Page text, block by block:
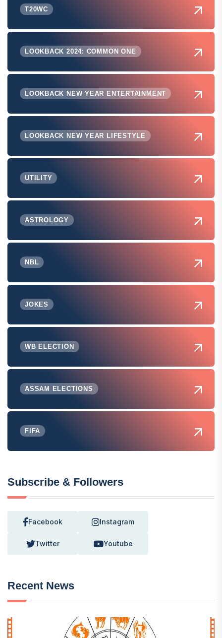
T20WC
LOOKBACK 2024: COMMON ONE
LOOKBACK NEW YEAR ENTERTAINMENT
LOOKBACK NEW YEAR LIFESTYLE
UTILITY
ASTROLOGY
NBL
JOKES
WB ELECTION
ASSAM ELECTIONS
FIFA
Subscribe & Followers
Facebook Instagram
Twitter Youtube
Recent News